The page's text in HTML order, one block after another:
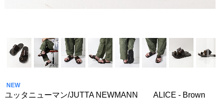
NEW
ユッタニューマン/JUTTA NEWMANN ALICE - Brown